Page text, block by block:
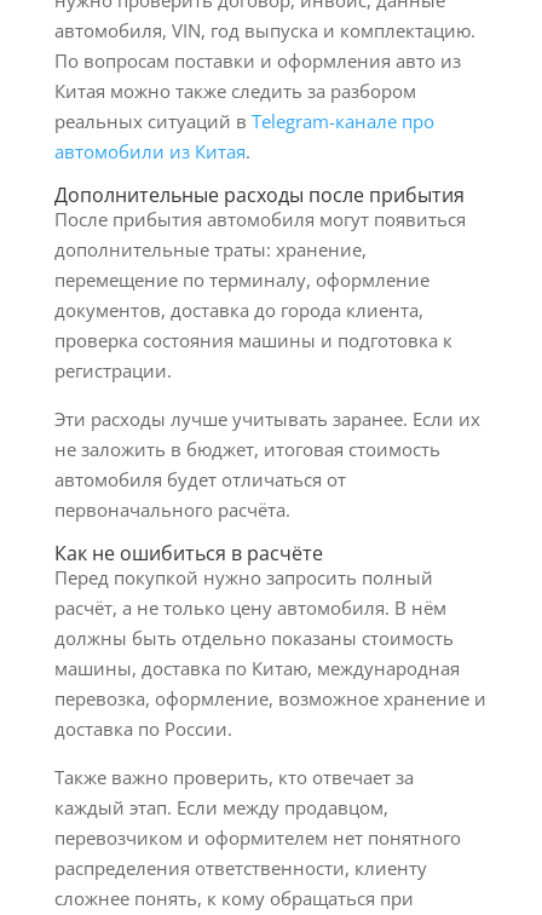
автомобиля, VIN, год выпуска и комплектацию.
По вопросам поставки и оформления авто из
Китая можно также следить за разбором
реальных ситуаций в Telegram-канале про
автомобили из Китая.
Дополнительные расходы после прибытия
После прибытия автомобиля могут появиться
дополнительные траты: хранение,
перемещение по терминалу, оформление
документов, доставка до города клиента,
проверка состояния машины и подготовка к
регистрации.
Эти расходы лучше учитывать заранее. Если их
не заложить в бюджет, итоговая стоимость
автомобиля будет отличаться от
первоначального расчёта.
Как не ошибиться в расчёте
Перед покупкой нужно запросить полный
расчёт, а не только цену автомобиля. В нём
должны быть отдельно показаны стоимость
машины, доставка по Китаю, международная
перевозка, оформление, возможное хранение и
доставка по России.
Также важно проверить, кто отвечает за
каждый этап. Если между продавцом,
перевозчиком и оформителем нет понятного
распределения ответственности, клиенту
сложнее понять, к кому обращаться при